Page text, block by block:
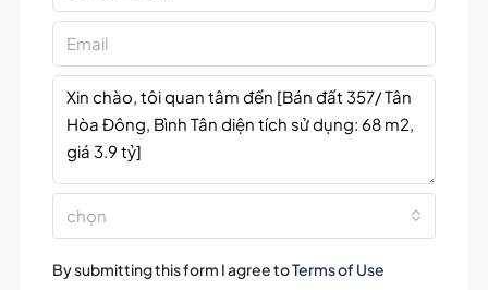
chọn
By submitting this form I agree toTerms of Use